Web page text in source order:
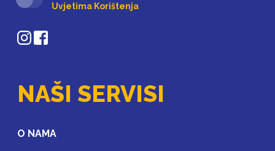
Uvjetima Korištenja
NAŠI SERVISI
O NAMA